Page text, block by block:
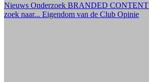
Nieuws Onderzoek BRANDED CONTENT
zoek naar... Eigendom van de Club Opinie